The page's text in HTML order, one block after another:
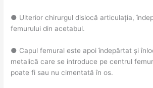
● Ulterior chirurgul dislocă articulația,
femurului din acetabul.
● Capul femural este apoi îndepărtat și
metalică care se introduce pe centrul
poate fi sau nu cimentată în os.